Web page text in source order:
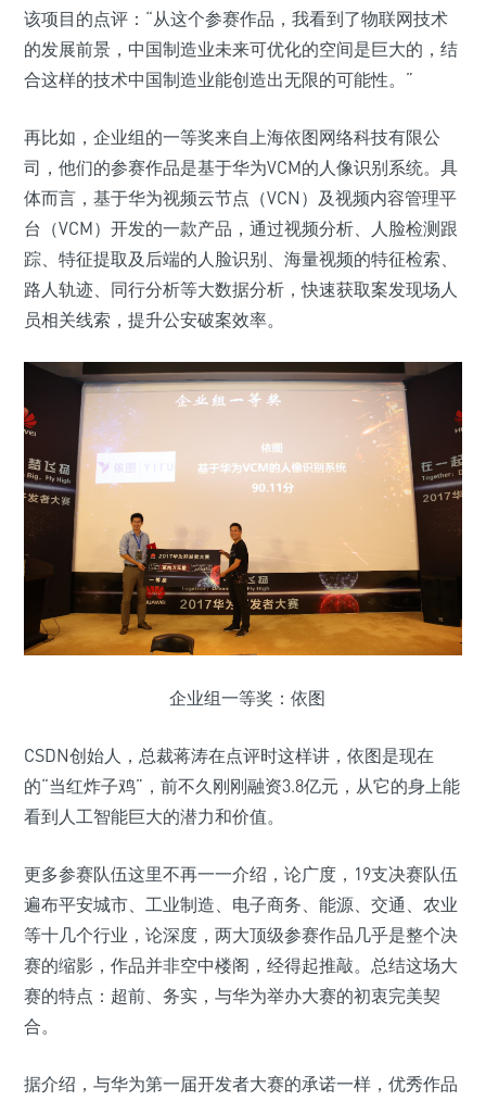
该项目的点评：“从这个参赛作品，我看到了物联网技术
的发展前景，中国制造业未来可优化的空间是巨大的，结
合这样的技术中国制造业能创造出无限的可能性。”
再比如，企业组的一等奖来自上海依图网络科技有限公
司，他们的参赛作品是基于华为VCM的人像识别系统。具
体而言，基于华为视频云节点（VCN）及视频内容管理平
台（VCM）开发的一款产品，通过视频分析、人脸检测跟
踪、特征提取及后端的人脸识别、海量视频的特征检索、
路人轨迹、同行分析等大数据分析，快速获取案发现场人
员相关线索，提升公安破案效率。
企业组一等奖：依图
CSDN创始人，总裁蒋涛在点评时这样讲，依图是现在
的“当红炸子鸡”，前不久刚刚融资3.8亿元，从它的身上能
看到人工智能巨大的潜力和价值。
更多参赛队伍这里不再一一介绍，论广度，19支决赛队伍
遍布平安城市、工业制造、电子商务、能源、交通、农业
等十几个行业，论深度，两大顶级参赛作品几乎是整个决
赛的缩影，作品并非空中楼阁，经得起推敲。总结这场大
赛的特点：超前、务实，与华为举办大赛的初衷完美契
合。
据介绍，与华为第一届开发者大赛的承诺一样，优秀作品